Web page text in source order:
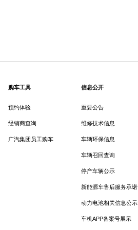
购车工具
预约体验
经销商查询
广汽集团员工购车
信息公开
重要公告
维修技术信息
车辆环保信息
车辆召回查询
停产车辆公示
新能源车售后服务承诺
动力电池相关信息公示
车机APP备案号展示